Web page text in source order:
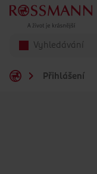
Přeskočit na hlavmní
Přihlášení